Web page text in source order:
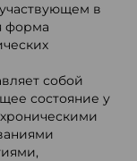
в
форма
собой
состояние у